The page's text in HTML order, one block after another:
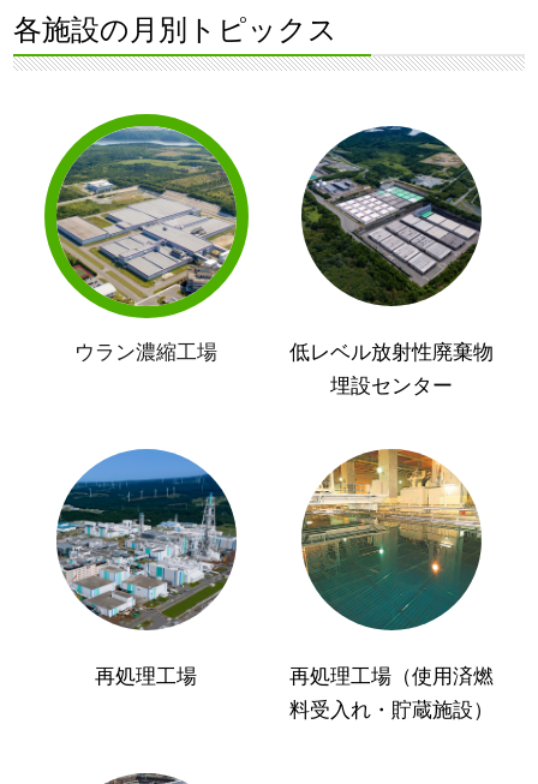
各施設の月別トピックス
ウラン濃縮工場
低レベル放射性廃棄物
埋設センター
再処理工場
再処理工場（使用済燃
料受入れ・貯蔵施設）